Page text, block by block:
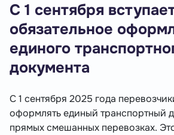
С 1 сентября
обязательное
единого
документа
С 1 сентября 2025 года
оформлять единый транспортный
прямых смешанных перевозках.